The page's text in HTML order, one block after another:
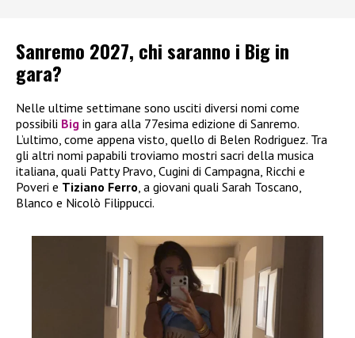
Sanremo 2027, chi saranno i Big in
gara?
Nelle ultime settimane sono usciti diversi nomi come
possibili Big in gara alla 77esima edizione di Sanremo.
L’ultimo, come appena visto, quello di Belen Rodriguez. Tra
gli altri nomi papabili troviamo mostri sacri della musica
italiana, quali Patty Pravo, Cugini di Campagna, Ricchi e
Poveri e Tiziano Ferro , a giovani quali Sarah Toscano,
Blanco e Nicolò Filippucci.